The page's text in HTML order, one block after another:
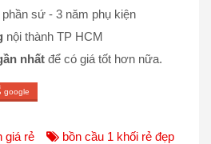
phần sứ - 3 năm phụ kiện
nội thành TP HCM
nhất để có giá tốt hơn nữa.
google
giá rẻ
bồn cầu 1 khối rẻ đẹp